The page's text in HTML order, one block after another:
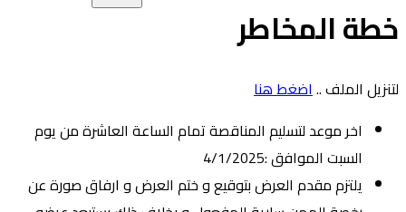
خطة المخاطر
لتنزيل الملف ..اضغط هنا
اخر موعد لتسليم المناقصة تمام الساعة العاشرة من يوم
السبت الموافق :4/1/2025
يلتزم مقدم العرض بتوقيع و ختم العرض و ارفاق صورة عن